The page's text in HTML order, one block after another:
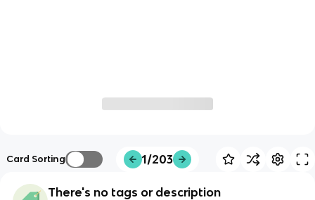
Card Sorting 1/203
There's no tags or description